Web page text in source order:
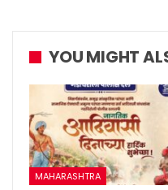
YOU MIGHT
MAHARASHTRA